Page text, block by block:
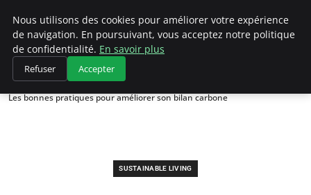
Climategatecountryclub.com
Accueil
Sustainable Living
Les bonnes pratiques pour améliorer son bilan carbone
SUSTAINABLE LIVING
Nous utilisons des cookies pour améliorer votre expérience
de navigation. En poursuivant, vous acceptez notre politique
de confidentialité. En savoir plus
Refuser Accepter